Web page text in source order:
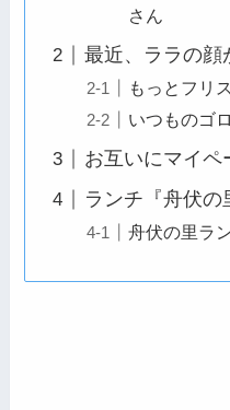
さん
最近、ララの顔
もっとフリ
いつものゴ
お互いにマイペ
ランチ『舟伏
舟伏の里ラ